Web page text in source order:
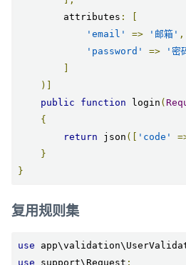
        attributes
:
[
'email'
=> '邮箱' ,
'password'
=> '密
]
)]
public
function login (
{
return json ([ 'code'
}
}
复用规则集
use
use support\Request ;